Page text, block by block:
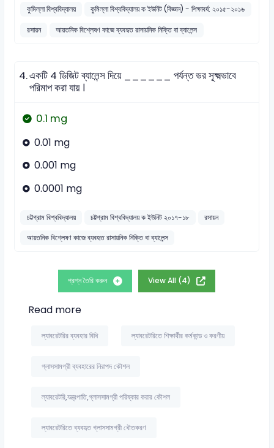
কুমিল্লা বিশ্ববিদ্যালয়
কুমিল্লা বিশ্ববিদ্যালয় ক ইউনিট (বিজ্ঞান) - শিক্ষাবর্ষ: ২০১৫-২০১৬
রসায়ন
আয়তনিক বিশ্লেষণ কাজে ব্যবহৃত রাসায়নিক নিক্তি বা ব্যালেন্স
4.একটি 4 ডিজিট ব্যালেন্স দিয়ে ______ পর্যন্ত ভর সূক্ষ্মভাবে
পরিমাপ করা যায় ।
0.1 mg
0.01 mg
0.001 mg
0.0001 mg
চট্টগ্রাম বিশ্ববিদ্যালয় চট্টগ্রাম বিশ্ববিদ্যালয় ক ইউনিট ২০১৭-১৮
রসায়ন
আয়তনিক বিশ্লেষণ কাজে ব্যবহৃত রাসায়নিক নিক্তি বা ব্যালেন্স
প্রশ্ন তৈরি করুন View All (4)
Read more
ল্যাবরেটরির ব্যবহার বিধি ল্যাবরেটরিতে শিক্ষার্থীর কর্মকান্ড ও করণীয়
গ্লাসসামগ্রী ব্যবহারের নিরাপদ কৌশল
ল্যাবরেটরি,যন্ত্রপাতি,গ্লাসসামগ্রী পরিষ্কার করার কৌশল
ল্যাবরেটরিতে ব্যবহৃত গ্লাসসামগ্রী ধৌতকরণ